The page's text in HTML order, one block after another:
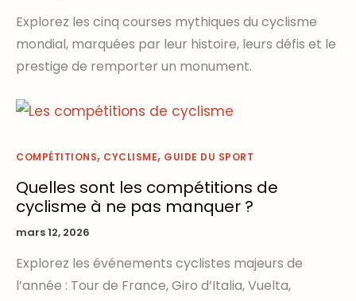
Explorez les cinq courses mythiques du cyclisme
mondial, marquées par leur histoire, leurs défis et le
prestige de remporter un monument.
COMPÉTITIONS, CYCLISME, GUIDE DU SPORT
Quelles sont les compétitions de
cyclisme à ne pas manquer ?
mars 12, 2026
Explorez les événements cyclistes majeurs de
l’année : Tour de France, Giro d’Italia, Vuelta,